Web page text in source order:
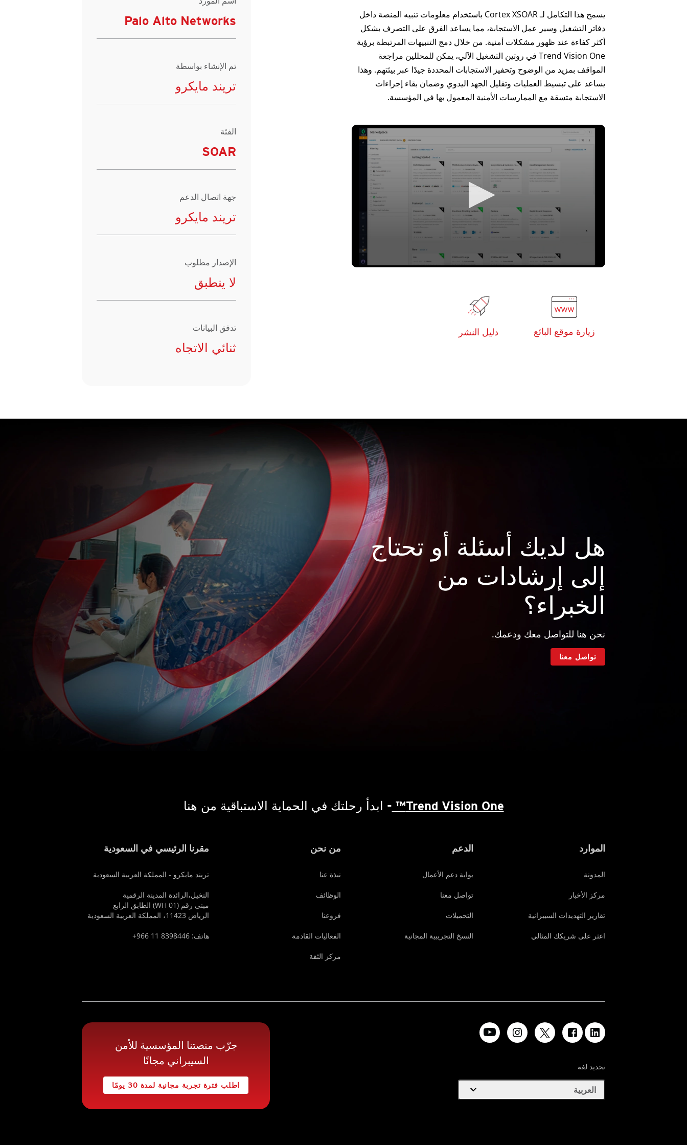
يسمح هذا التكامل لـ Cortex XSOAR باستخدام معلومات تنبيه المنصة داخل
دفاتر التشغيل وسير عمل الاستجابة، مما يساعد الفرق على التصرف بشكل
أكثر كفاءة عند ظهور مشكلات أمنية. من خلال دمج التنبيهات المرتبطة برؤية
Trend Vision One في روتين التشغيل الآلي، يمكن للمحللين مراجعة
المواقف بمزيد من الوضوح وتحفيز الاستجابات المحددة جيدًا عبر بيئتهم. وهذا
يساعد على تبسيط العمليات وتقليل الجهد اليدوي وضمان بقاء إجراءات
الاستجابة متسقة مع الممارسات الأمنية المعمول بها في المؤسسة.
زيارة موقع البائع دليل النشر
Palo Alto Networks
تم الإنشاء بواسطة
تريند مايكرو
الفئة
SOAR
جهة اتصال الدعم
تريند مايكرو
الإصدار مطلوب
لا ينطبق
تدفق البيانات
ثنائي الاتجاه
هل لديك أسئلة أو تحتاج
إلى إرشادات من
الخبراء؟
نحن هنا للتواصل معك ودعمك.
تواصل معنا
Trend Vision One™ - ابدأ رحلتك في الحماية الاستباقية من هنا
الموارد
المدونة
مركز الأخبار
تقارير التهديدات السيبرانية
اعثر على شريكك المثالي
الدعم
بوابة دعم الأعمال
تواصل معنا
التحميلات
النسخ التجريبية المجانية
من نحن
نبذة عنا
الوظائف
فروعنا
الفعاليات القادمة
مركز الثقة
مقرنا الرئيسي في السعودية
تريند مايكرو - المملكة العربية السعودية
النخيل،الرائدة المدينة الرقمية
مبنى رقم (WH 01) الطابق الرابع
الرياض 11423، المملكة العربية السعودية
هاتف: 8398446 11 966+
تحديد لغة
العربية expand_more
جرّب منصتنا المؤسسية للأمن
السيبراني مجانًا
اطلب فترة تجربة مجانية لمدة 30 يومًا